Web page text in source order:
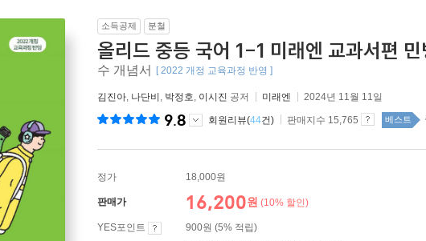
소득공제 분철
올리드 중등 국어 1-1 미래엔 교과서편
수 개념서
[ 2022 개정 교육과정 반영 ]
김진아, 나단비 , 박정호, 이시진 공저 미래엔 2024년 11월 11일
9.8 회원리뷰(44건) 판매지수 15,765 베스트
정가 18,000원
판매가 16,200원 (10% 할인)
YES포인트
900원 (5% 적립)